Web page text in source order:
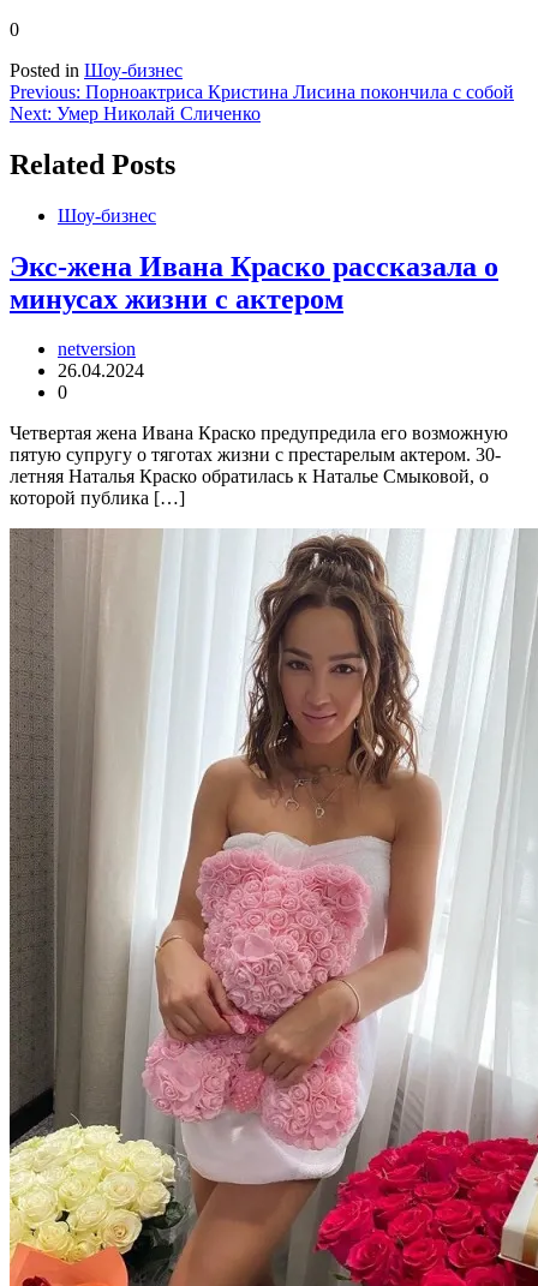
0
Posted in Шоу-бизнес
Навигация
по
записям
Previous: Порноактриса Кристина Лисина покончила с собой
Next: Умер Николай Сличенко
Related Posts
Шоу-бизнес
Экс-жена Ивана Краско рассказала о
минусах жизни с актером
netversion
26.04.2024
0
Четвертая жена Ивана Краско предупредила его возможную
пятую супругу о тяготах жизни с престарелым актером. 30-
летняя Наталья Краско обратилась к Наталье Смыковой, о
которой публика […]